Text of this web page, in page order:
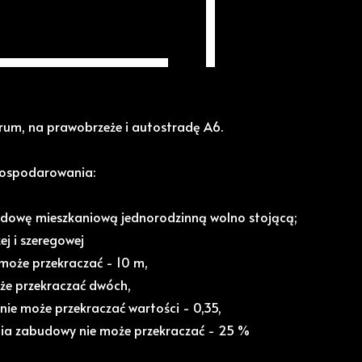
na prawobrzeże i autostradę A6.
mieszkaniową jednorodzinną wolno stojącą;
i szeregowej
przekraczać - 10 m,
przekraczać dwóch,
może przekraczać wartości - 0,35,
zabudowy nie może przekraczać - 25 %